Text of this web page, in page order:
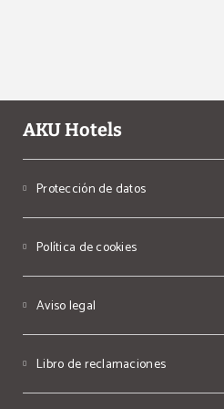
AKU Hotels
Protección de datos
Política de cookies
Aviso legal
Libro de reclamaciones